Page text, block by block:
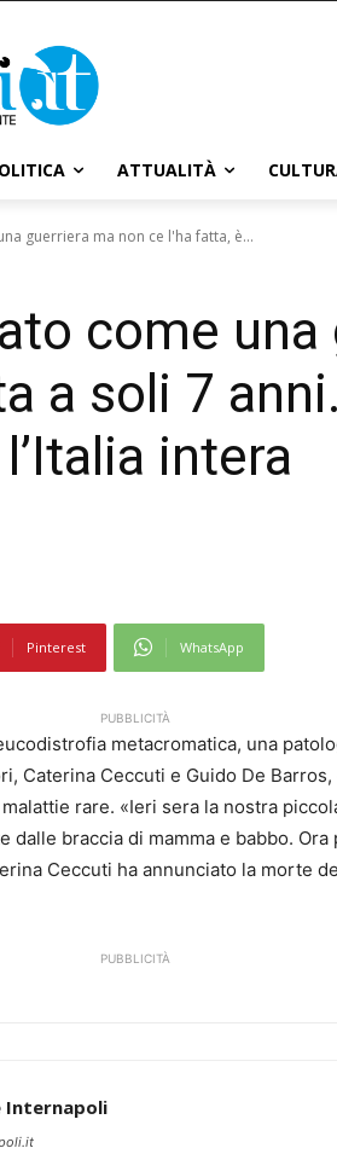
ATTUALITÀ
guerriera ma non ce l'ha fatta, è...
come una
a soli 7
intera
Pinterest WhatsApp
PUBBLICITÀ
metacromatica, una
Caterina Ceccuti e Guido De Barros,
rare. «Ieri sera la nostra
dalle braccia di mamma e babbo.
Ceccuti ha annunciato la morte
PUBBLICITÀ
Internapoli